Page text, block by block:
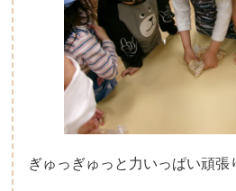
ぎゅっぎゅっと力いっぱい頑張